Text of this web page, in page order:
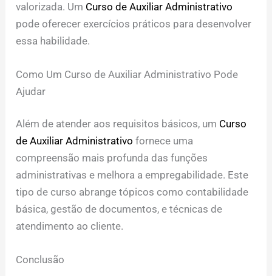
valorizada. Um Curso de Auxiliar Administrativo
pode oferecer exercícios práticos para desenvolver
essa habilidade.
Como Um Curso de Auxiliar Administrativo Pode
Ajudar
Além de atender aos requisitos básicos, um Curso
de Auxiliar Administrativo fornece uma
compreensão mais profunda das funções
administrativas e melhora a empregabilidade. Este
tipo de curso abrange tópicos como contabilidade
básica, gestão de documentos, e técnicas de
atendimento ao cliente.
Conclusão